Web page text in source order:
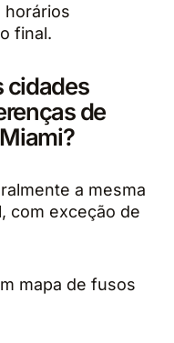
horários
final.
cidades
de
a mesma
com exceção de
mapa de fusos